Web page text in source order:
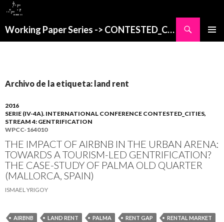
Working Paper Series -> CONTESTED_CITIES
Archivo de la etiqueta: land rent
2016
SERIE (IV-4A). INTERNATIONAL CONFERENCE CONTESTED_CITIES,
STREAM 4: GENTRIFICATION
WPCC-164010
THE IMPACT OF AIRBNB IN THE URBAN ARENA:
TOWARDS A TOURISM-LED GENTRIFICATION?
THE CASE-STUDY OF PALMA OLD QUARTER
(MALLORCA, SPAIN)
ISMAEL YRIGOY
AIRBNB LAND RENT PALMA RENT GAP
RENTAL MARKET